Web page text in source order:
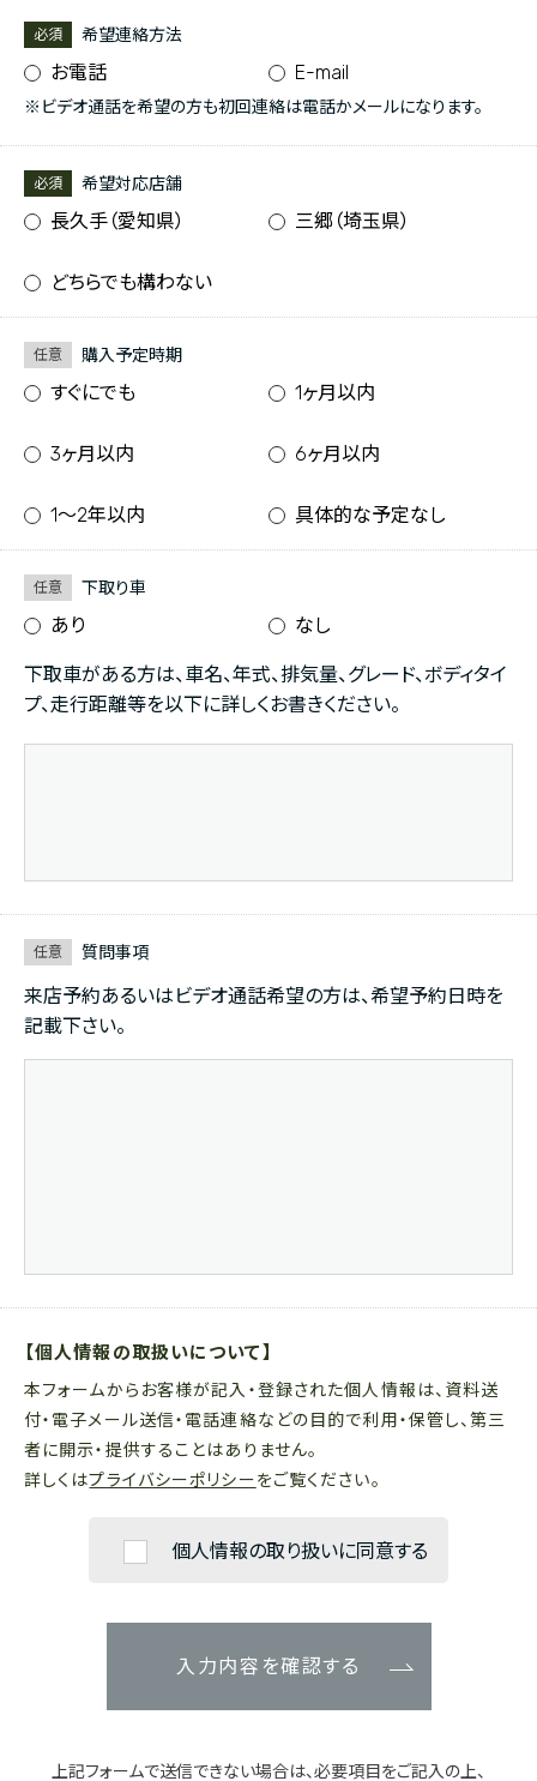
必須 希望連絡方法
お電話 E-mail
※ビデオ通話を希望の方も初回連絡は電話かメールになります。
必須 希望対応店舗
長久手（愛知県） 三郷（埼玉県）
どちらでも構わない
任意 購入予定時期
すぐにでも 1ヶ月以内
3ヶ月以内 6ヶ月以内
1〜2年以内 具体的な予定なし
任意 下取り車
あり なし
下取車がある方は、車名、年式、排気量、グレード、ボディタイ
プ、走行距離等を以下に詳しくお書きください。
任意 質問事項
来店予約あるいはビデオ通話希望の方は、希望予約日時を
記載下さい。
【個人情報の取扱いについて】
本フォームからお客様が記入・登録された個人情報は、資料送
付・電子メール送信・電話連絡などの目的で利用・保管し、第三
者に開示・提供することはありません。
詳しくはプライバシーポリシーをご覧ください。
個人情報の取り扱いに同意する
入力内容を確認する
上記フォームで送信できない場合は、必要項目をご記入の上、